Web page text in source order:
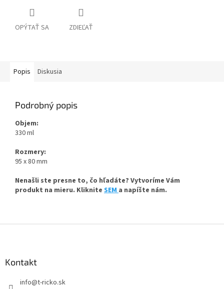
OPÝTAŤ SA ZDIEĽAŤ
Popis Diskusia
Podrobný popis
Objem:
330 ml
Rozmery:
95 x 80 mm
Nenašli ste presne to, čo hľadáte? Vytvoríme Vám
produkt na mieru. Kliknite SEMa napíšte nám.
Kontakt
info@t-ricko.sk